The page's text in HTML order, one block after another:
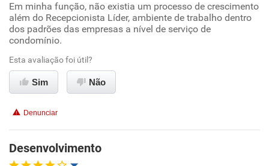
Oportunidade de promoção
Ambiente de trabalho
Conciliação com a vida familiar
Benefícios
Recomenda a diretoria
Em minha função, não existia um processo de crescimento
além do Recepcionista Líder, ambiente de trabalho dentro
dos padrões das empresas a nível de serviço de
condomínio.
Esta avaliação foi útil?
Sim Não
Denunciar
Desenvolvimento